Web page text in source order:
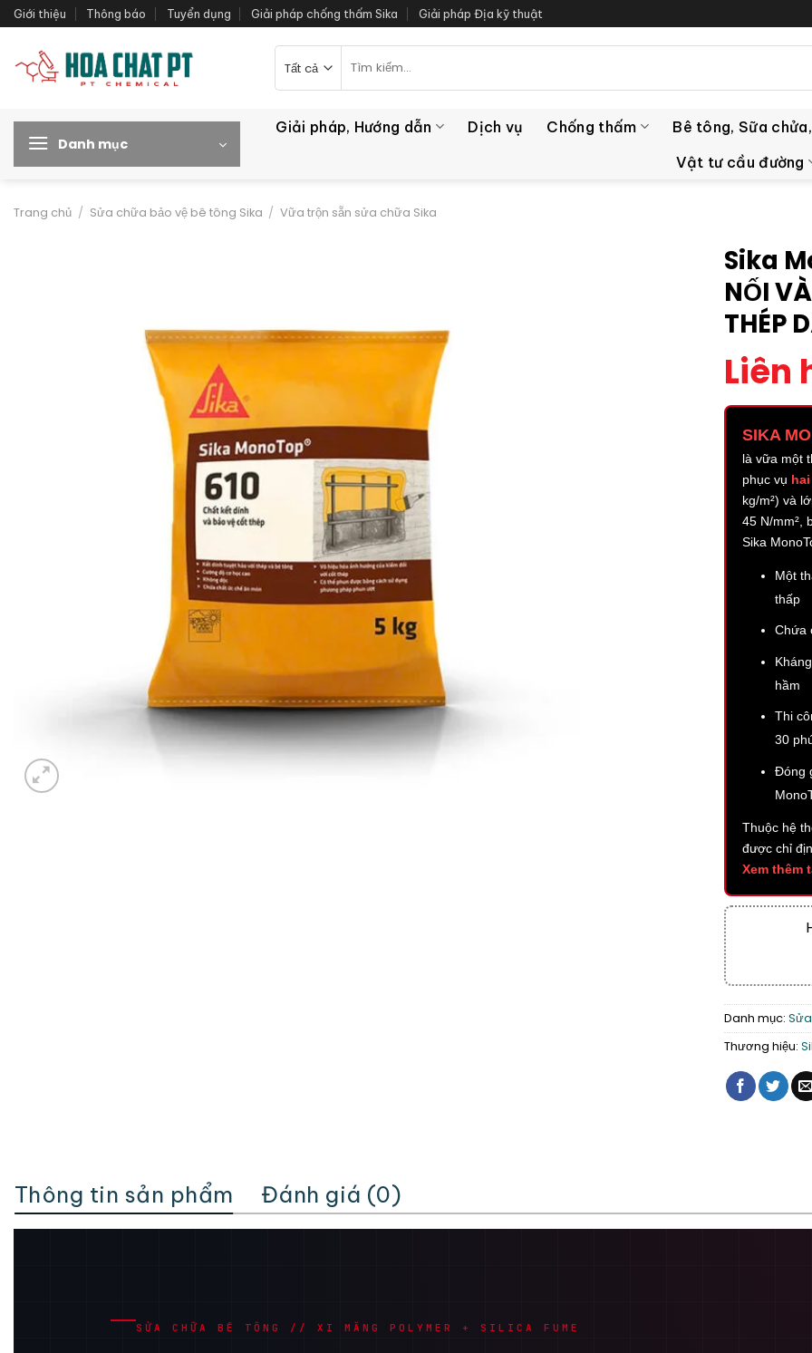
Bỏ
qua
dung
Giới thiệu Thông báo Tuyển dụng Giải pháp chống thấm Sika Giải pháp Địa kỹ thuật
kiếm:
Danh mục
Giải pháp, Hướng dẫn Dịch vụ Chống thấm
Bê tông, Sữa
Vật tư cầu đường
Trang chủ / Sửa chữa bảo vệ bê tông Sika / Vữa trộn sẵn sửa chữa Sika
Sika
NỐI
THÉP
Liên
SIKA
là vữa một
phục vụ
kg/m²) và
45 N/mm²,
Sika
Một
thấp
Chứa
hầm
Thi
30
Đóng
Thuộc hệ
được chỉ
Xem thêm
Danh mục:
Thương hiệu:
Thông tin sản phẩm Đánh giá (0)
SỬA CHỮA BÊ TÔNG // XI MĂNG POLYMER + SILICA FUME